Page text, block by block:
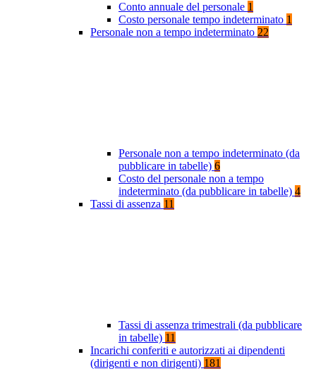
Conto annuale del personale 1
Costo personale tempo indeterminato 1
Personale non a tempo indeterminato 22
Personale non a tempo indeterminato (da
pubblicare in tabelle) 6
Costo del personale non a tempo
indeterminato (da pubblicare in tabelle) 4
Tassi di assenza 11
Tassi di assenza trimestrali (da pubblicare
in tabelle) 11
Incarichi conferiti e autorizzati ai dipendenti
(dirigenti e non dirigenti) 181